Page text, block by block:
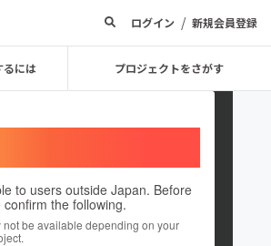
ログイン / 新規会員登録
るには プロジェクトをさがす
to users outside Japan. Before
the following.
not be available depending on your